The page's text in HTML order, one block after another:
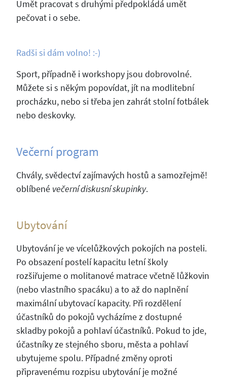
Umět pracovat s druhými předpokládá umět
pečovat i o sebe.
Radši si dám volno! :-)
Sport, případně i workshopy jsou dobrovolné.
Můžete si s někým popovídat, jít na modlitební
procházku, nebo si třeba jen zahrát stolní fotbálek
nebo deskovky.
Večerní program
Chvály, svědectví zajímavých hostů a samozřejmě!
oblíbené večerní diskusní skupinky.
Ubytování
Ubytování je ve vícelůžkových pokojích na posteli.
Po obsazení postelí kapacitu letní školy
rozšiřujeme o molitanové matrace včetně lůžkovin
(nebo vlastního spacáku) a to až do naplnění
maximální ubytovací kapacity. Při rozdělení
účastníků do pokojů vycházíme z dostupné
skladby pokojů a pohlaví účastníků. Pokud to jde,
účastníky ze stejného sboru, města a pohlaví
ubytujeme spolu. Případné změny oproti
připravenému rozpisu ubytování je možné